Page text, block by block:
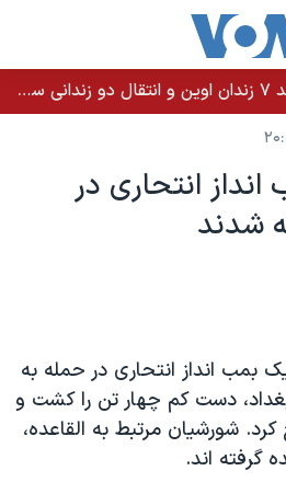
گزارش‌ها از یورش گارد به بند ۷ زندان اوین و انتقال دو زندانی سیاسی به محلی نامعلوم
انتحاری در
بمب انداز انتحاری در حمله به
دست کم چهار تن را کشت و
مجروح کرد. شورشيان مرتبط به القاعده،
گرفته اند.